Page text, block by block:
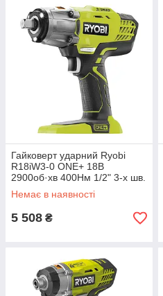
Гайковерт ударний Ryobi
R18iW3-0 ONE+ 18В
2900об·хв 400Нм 1/2" 3-х шв.
без АКБ та ЗП (5133002436)
Немає в наявності
5 508 ₴